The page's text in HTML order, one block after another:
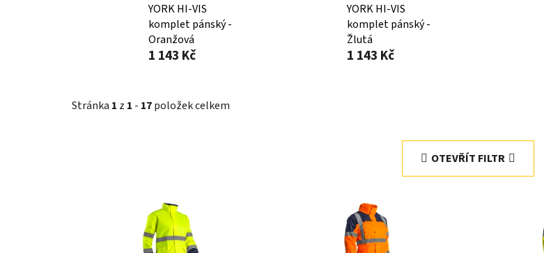
YORK HI-VIS
komplet pánský -
Oranžová
1 143 Kč
YORK HI-VIS
komplet pánský -
Žlutá
1 143 Kč
Stránka 1 z 1 - 17položek celkem
OTEVŘÍT FILTR